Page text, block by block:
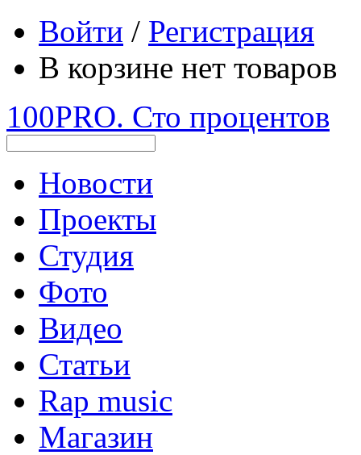
Войти / Регистрация
В корзине нет товаров
100PRO. Сто процентов
Новости
Проекты
Студия
Фото
Видео
Статьи
Rap music
Магазин